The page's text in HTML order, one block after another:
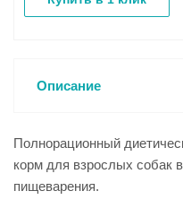
Описание
Полнорационный
корм для взрослых собак
пищеварения.